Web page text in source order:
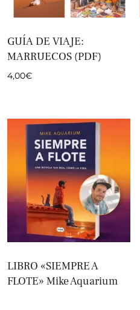
GUÍA DE VIAJE:
MARRUECOS (PDF)
4,00€
LIBRO «SIEMPRE A
FLOTE» Mike Aquarium